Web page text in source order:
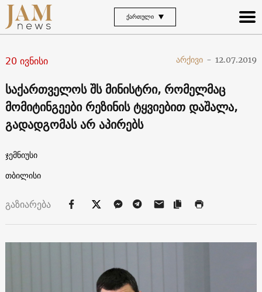
ᲥᲐᲠᲗᲣᲚᲘ
20 ივნისი არქივი - 12.07.2019
საქართველოს შს მინისტრი, რომელმაც
მომიტინგეები რეზინის ტყვიებით დაშალა,
გადადგომას არ აპირებს
ჯემნიუსი
თბილისი
გაზიარება